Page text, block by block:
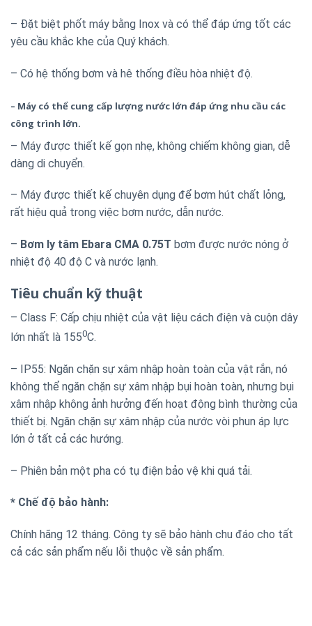
– Đặt biệt phốt máy bằng Inox và có thể đáp ứng tốt các
yêu cầu khắc khe của Quý khách.
– Có hệ thống bơm và hê thống điều hòa nhiệt độ.
– Máy có thể cung cấp lượng nước lớn đáp ứng nhu cầu các
công trình lớn.
– Máy được thiết kế gọn nhẹ, không chiếm không gian, dễ
dàng di chuyển.
– Máy được thiết kế chuyên dụng để bơm hút chất lỏng,
rất hiệu quả trong việc bơm nước, dẫn nước.
– Bơm ly tâm Ebara CMA 0.75T bơm được nước nóng ở
nhiệt độ 40 độ C và nước lạnh.
Tiêu chuẩn kỹ thuật
– Class F: Cấp chịu nhiệt của vật liệu cách điện và cuộn dây
lớn nhất là 1550C.
– IP55: Ngăn chặn sự xâm nhập hoàn toàn của vật rắn, nó
không thể ngăn chặn sự xâm nhập bụi hoàn toàn, nhưng bụi
xâm nhập không ảnh hưởng đến hoạt động bình thường của
thiết bị. Ngăn chặn sự xâm nhập của nước vòi phun áp lực
lớn ở tất cả các hướng.
– Phiên bản một pha có tụ điện bảo vệ khi quá tải.
* Chế độ bảo hành:
Chính hãng 12 tháng. Công ty sẽ bảo hành chu đáo cho tất
cả các sản phẩm nếu lỗi thuộc về sản phẩm.